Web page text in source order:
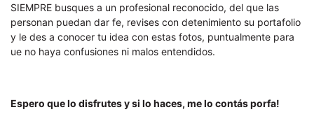
SIEMPRE busques a un profesional reconocido, del que las
personan puedan dar fe, revises con detenimiento su portafolio
y le des a conocer tu idea con estas fotos, puntualmente para
ue no haya confusiones ni malos entendidos.
Espero que lo disfrutes y si lo haces, me lo contás porfa!